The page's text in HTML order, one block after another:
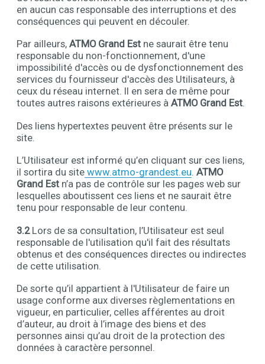
en aucun cas responsable des interruptions et des
conséquences qui peuvent en découler.
Par ailleurs, ATMO Grand Est ne saurait être tenu
responsable du non-fonctionnement, d'une
impossibilité d'accès ou de dysfonctionnement des
services du fournisseur d'accès des Utilisateurs, à
ceux du réseau internet. Il en sera de même pour
toutes autres raisons extérieures à ATMO Grand Est.
Des liens hypertextes peuvent être présents sur le
site.
L’Utilisateur est informé qu’en cliquant sur ces liens,
il sortira du site www.atmo-grandest.eu. ATMO
Grand Est n’a pas de contrôle sur les pages web sur
lesquelles aboutissent ces liens et ne saurait être
tenu pour responsable de leur contenu.
3.2Lors de sa consultation, l’Utilisateur est seul
responsable de l'utilisation qu'il fait des résultats
obtenus et des conséquences directes ou indirectes
de cette utilisation.
De sorte qu’il appartient à l'Utilisateur de faire un
usage conforme aux diverses règlementations en
vigueur, en particulier, celles afférentes au droit
d’auteur, au droit à l’image des biens et des
personnes ainsi qu’au droit de la protection des
données à caractère personnel.